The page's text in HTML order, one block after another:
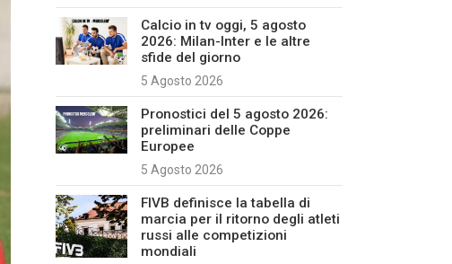
Calcio in tv oggi, 5 agosto
2026: Milan-Inter e le altre
sfide del giorno
5 Agosto 2026
Pronostici del 5 agosto 2026:
preliminari delle Coppe
Europee
5 Agosto 2026
FIVB definisce la tabella di
marcia per il ritorno degli atleti
russi alle competizioni
mondiali